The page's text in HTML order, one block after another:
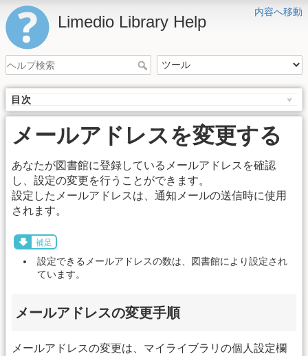
内容へ移動
Limedio Library Help
目次
メールアドレスを変更する
あなたが図書館に登録しているメールアドレスを確認
し、設定の変更を行うことができます。
設定したメールアドレスは、通知メールの送信時に使用
されます。
補足
設定できるメールアドレスの数は、図書館により設定され
ています。
メールアドレスの変更手順
メールアドレスの変更は、マイライブラリの個人設定欄